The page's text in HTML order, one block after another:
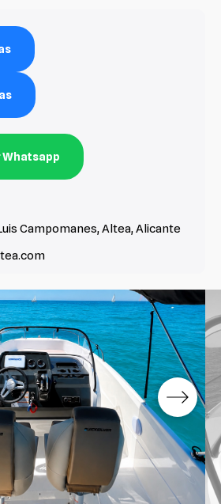
Whatsapp
Campomanes, Altea, Alicante